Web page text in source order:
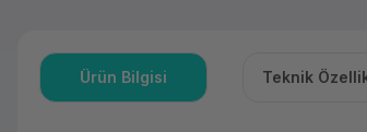
Ürün Bilgisi Teknik